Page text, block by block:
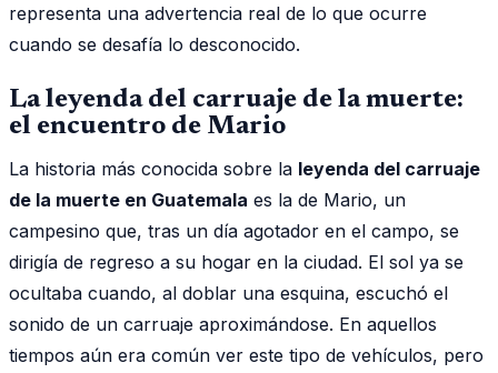
representa una advertencia real de lo que ocurre
cuando se desafía lo desconocido.
La leyenda del carruaje de la muerte:
el encuentro de Mario
La historia más conocida sobre la leyenda del carruaje
de la muerte en Guatemala es la de Mario, un
campesino que, tras un día agotador en el campo, se
dirigía de regreso a su hogar en la ciudad. El sol ya se
ocultaba cuando, al doblar una esquina, escuchó el
sonido de un carruaje aproximándose. En aquellos
tiempos aún era común ver este tipo de vehículos, pero